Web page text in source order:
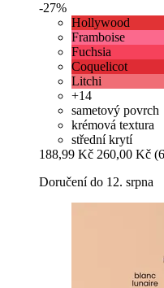
-27%
Hollywood
Framboise
Fuchsia
Coquelicot
Litchi
+14
sametový povrch
krémová textura
střední krytí
188,99 Kč 260,00 Kč
Doručení do 12. srpna